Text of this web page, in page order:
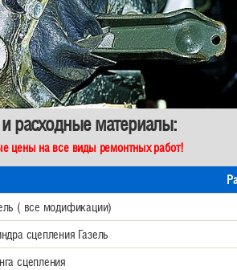
расходные материалы:
цены на все виды ремонтных работ!
( все модификации)
сцепления Газель
сцепления